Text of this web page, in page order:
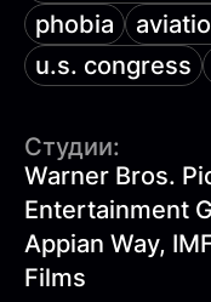
phobia
u.s. congress
Студии:
Warner Bros.
Entertainment
Appian Way,
Films